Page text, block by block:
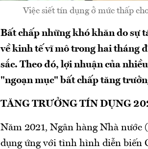
Việc siết tín dụng ở mức thấp
Bất chấp những khó khăn do sự
về kinh tế vĩ mô trong hai tháng
sắc. Theo đó, lợi nhuận của
"ngoạn mục" bất chấp tăng
TĂNG TRƯỞNG TÍN DỤNG
Năm 2021, Ngân hàng Nhà
dụng ứng với tình hình diễn biến